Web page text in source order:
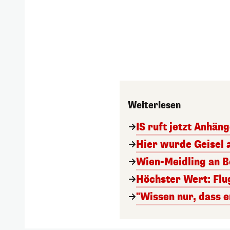
Weiterlesen
IS ruft jetzt
Hier wurde Geisel
Wien-Meidling an
Höchster Wert:
"Wissen nur, dass